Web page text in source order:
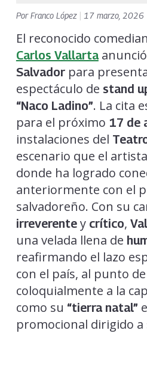
PorFranco López 17 marzo, 2026
El reconocido
Carlos Vallarta
Salvadorpara
espectáculo de stand
“Naco Ladino”. La cita
para el próximo 17 de
instalaciones del
escenario que el
donde ha logrado
anteriormente con el
salvadoreño. Con su
irreverentey crítico,
una velada llena de
reafirmando el lazo
con el país, al punto
coloquialmente a la
como su “tierra natal”
promocional dirigido a